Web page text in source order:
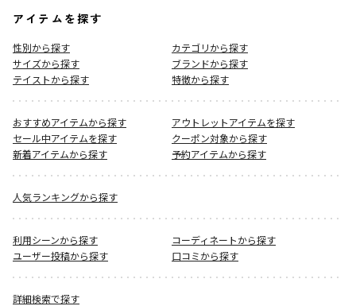
アイテムを探す
性別から探す
カテゴリから探す
サイズから探す
ブランドから探す
テイストから探す
特徴から探す
おすすめアイテムから探す
アウトレットアイテムを探す
セール中アイテムを探す
クーポン対象から探す
新着アイテムから探す
予約アイテムから探す
人気ランキングから探す
利用シーンから探す
コーディネートから探す
ユーザー投稿から探す
口コミから探す
詳細検索で探す